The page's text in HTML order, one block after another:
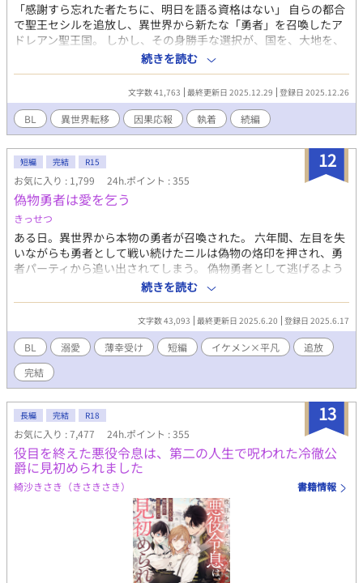
「感謝すら忘れた者たちに、明日を語る資格はない」 自らの都合
で聖王セシルを追放し、異世界から新たな「勇者」を召喚したア
ドレアン聖王国。 しかし、その身勝手な選択が、国を、大地を、
そして人々の心を根底から腐らせていく。 壊れゆく少年勇者と、
彼を歪に愛した騎士。 二人の執着が交わったとき、聖王国は二度
と再生不能な終焉へと突き進む。 裏切り者たちには、因果応報と
いう名の、容赦なき報いが下る。 これは、傲慢な国が崩壊するま
での、無慈悲な記録。 ----------------------------------------- 『嘘つき
王と影の騎士』から引き続き読んでくださる皆様へ この物語は、
セシルを虐げた者たちが、ただただ因果応報の末路を辿るだけの
物語です。 本編に救いはありません。 セシルたちのその後が気に
なるという方は、本編は飛ばして、最終話の後に掲載する「閑
話」のみをお読みいただくことをお勧めいたします。 本作は『嘘
つき王と影の騎士』の続編となりますが、前作をお読みでない方
でも一つの物語としてお楽しみいただけます。
続きを読む
文字数 41,763 最終更新日 2025.12.29 登録日 2025.12.26
BL 異世界転移 因果応報 執着 続編
12
短編 完結 R15
お気に入り : 1,799 24h.ポイント : 355
偽物勇者は愛を乞う
きっせつ
ある日。異世界から本物の勇者が召喚された。 六年間、左目を失
いながらも勇者として戦い続けたニルは偽物の烙印を押され、勇
者パーティから追い出されてしまう。 偽物勇者として逃げるよう
に人里離れた森の奥の小屋で隠遁生活をし始めたニル。悲嘆に暮
れる…事はなく、勇者の重圧から解放された彼は没落人生を楽し
もうとして居た矢先、何故か勇者パーティとして今も戦っている
筈の騎士が彼の前に現れて……。
続きを読む
文字数 43,093 最終更新日 2025.6.20 登録日 2025.6.17
BL 溺愛 薄幸受け 短編 イケメン×平凡
追放
完結
13
長編 完結 R18
お気に入り : 7,477 24h.ポイント : 355
役目を終えた悪役令息は、第二の人生で呪われた冷徹公
爵に見初められました
綺沙きさき（きさきさき） 書籍情報